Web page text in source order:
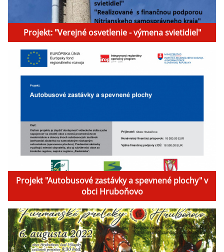
Projekt: "Verejné osvetlenie - výmena svietidiel"
Projekt "Autobusové zastávky a spevnené plochy" v
obci Hruboňovo